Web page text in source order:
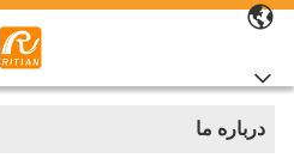
درباره ما